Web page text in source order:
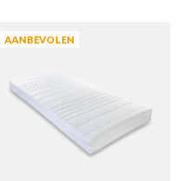
AANBEVOLEN